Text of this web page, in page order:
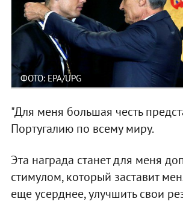
ФОТО: EPA/UPG
"Для меня большая честь
Португалию по всему миру.
Эта награда станет для меня
стимулом, который заставит
еще усерднее, улучшить свои